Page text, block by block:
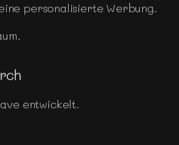
personalisierte Werbung.
entwickelt.